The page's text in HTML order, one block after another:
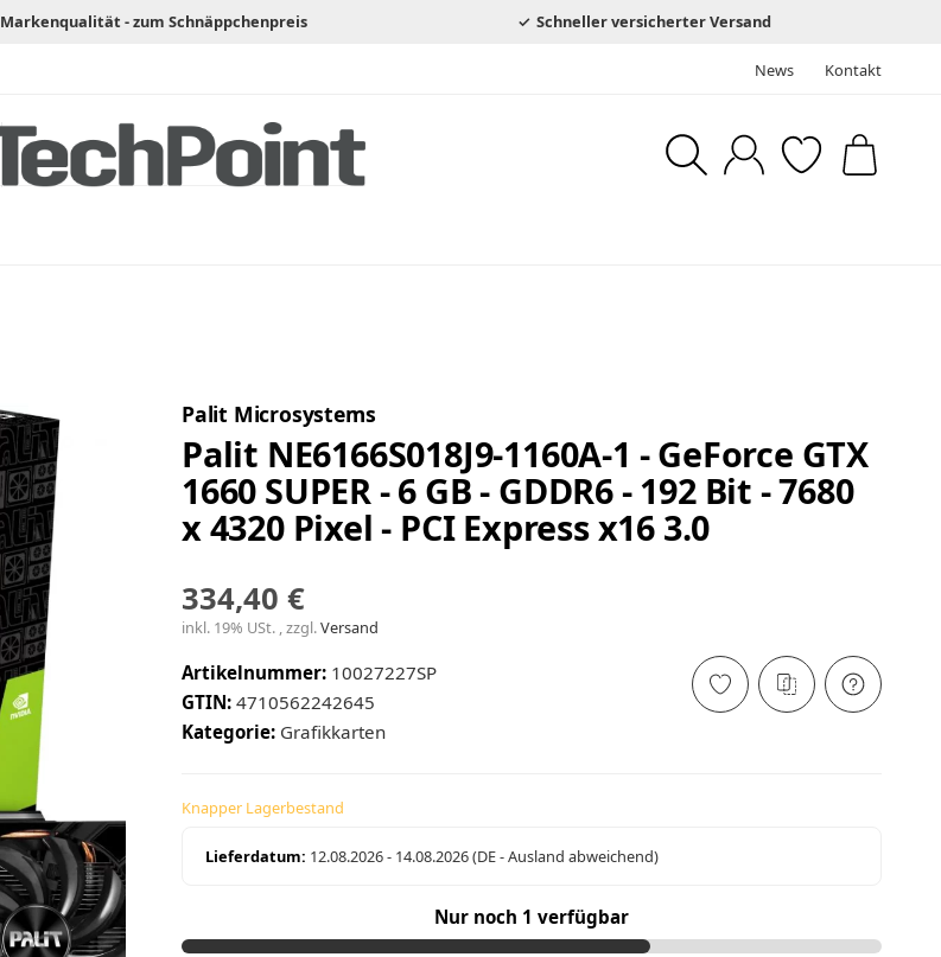
Markenqualität - zum Schnäppchenpreis Schneller versicherter Versand
News Kontakt
Palit Microsystems
Palit NE6166S018J9-1160A-1 - GeForce GTX
1660 SUPER - 6 GB - GDDR6 - 192 Bit - 7680
x 4320 Pixel - PCI Express x16 3.0
334,40 €
inkl. 19% USt. , zzgl.Versand
Artikelnummer: 10027227SP
GTIN: 4710562242645
Kategorie: Grafikkarten
Knapper Lagerbestand
Lieferdatum: 12.08.2026 - 14.08.2026(DE - Ausland abweichend)
Nur noch 1 verfügbar